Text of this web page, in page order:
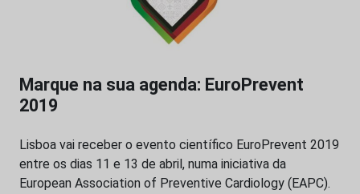
Marque na sua agenda: EuroPrevent
2019
Lisboa vai receber o evento científico EuroPrevent 2019
entre os dias 11 e 13 de abril, numa iniciativa da
European Association of Preventive Cardiology (EAPC).